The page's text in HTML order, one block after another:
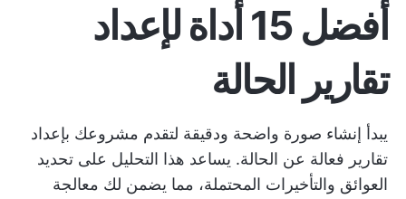
أفضل 15 أداة لإعداد
تقارير الحالة
يبدأ إنشاء صورة واضحة ودقيقة لتقدم مشروعك بإعداد
تقارير فعالة عن الحالة. يساعد هذا التحليل على تحديد
العوائق والتأخيرات المحتملة، مما يضمن لك معالجة